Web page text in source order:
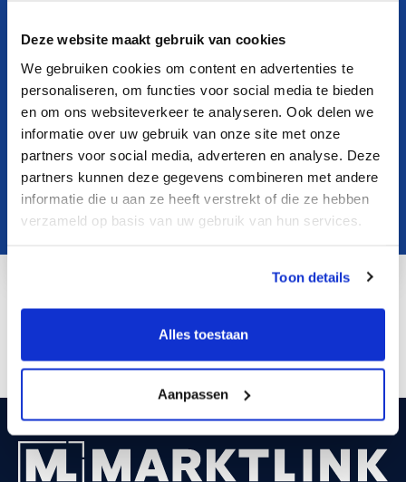
Deze website maakt gebruik van cookies
We gebruiken cookies om content en advertenties te
personaliseren, om functies voor social media te bieden
en om ons websiteverkeer te analyseren. Ook delen we
informatie over uw gebruik van onze site met onze
partners voor social media, adverteren en analyse. Deze
partners kunnen deze gegevens combineren met andere
informatie die u aan ze heeft verstrekt of die ze hebben
verzameld op basis van uw gebruik van hun services.
Toon details
Alles toestaan
Aanpassen